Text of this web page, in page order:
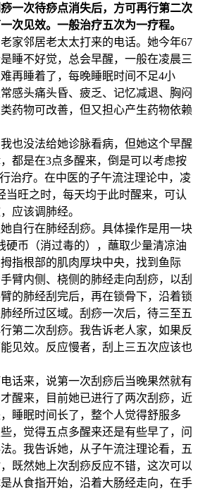
一次待痧点消失后，方可再行第二次
次见效。一般治疗五次为一疗程。
家邻居老太太打来的电话。她今年67
睡不好觉，总会早醒，一般在凌晨三
再睡着了，每晚睡眠时间不足4小
感头痛头昏、疲乏、记忆减退、胸闷
药物可改善，但又担心产生药物依赖
也没法给她诊脉看病，但她这个早醒
都是在3点多醒来，倒是可以考虑按
治疗。在中医的子午流注理论中，凌
当旺之时，每天均于此时醒来，可认
应该调肺经。
自行在肺经刮痧。具体操作是用一块
硬币（消过毒的），蘸取少量清凉油
指根部的肌肉厚块中央，找到鱼际
臂内侧、桡侧的肺经走向刮痧，以刮
的肺经刮完后，再在锁骨下，沿着锁
经所过区域。刮痧一次后，待三至五
第二次刮痧。我告诉老人家，如果反
见效。反应慢者，刮上三五次应该也
话来，说第一次刮痧后当晚果然就有
醒来，目前她已进行了两次刮痧，近
睡眠时间长了，整个人觉得舒服多
，觉得五点多醒来还是有些早了，问
。我告诉她，从子午流注理论看，五
既然她上次刮痧反应不错，这次可以
从食指开始，沿着大肠经走向，在手